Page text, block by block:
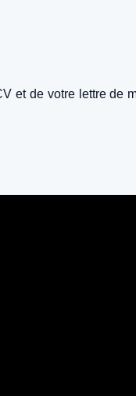
et de votre lettre de